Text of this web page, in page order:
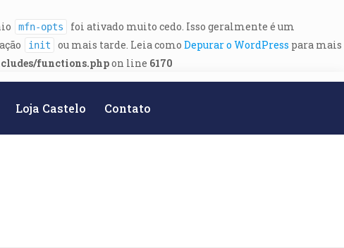
mfn-opts
foi ativado muito cedo. Isso geralmente é um
init ou mais tarde. Leia como Depurar o WordPress para mais
functions.phpon line 6170
Loja Castelo Contato